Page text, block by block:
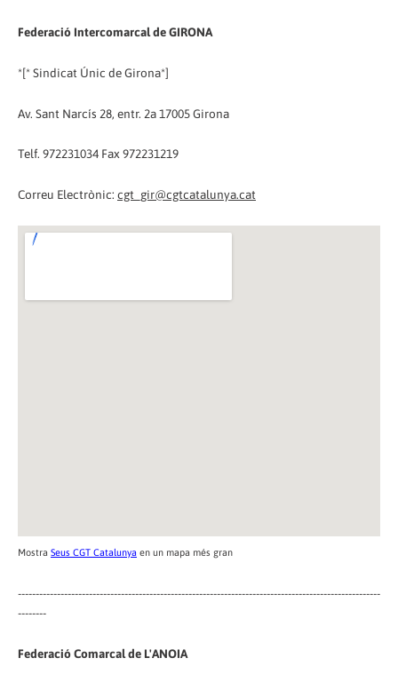
Federació Intercomarcal de GIRONA
*[* Sindicat Únic de Girona*]
Av. Sant Narcís 28, entr. 2a 17005 Girona
Telf. 972231034 Fax 972231219
Correu Electrònic: cgt_gir@cgtcatalunya.cat
Mostra Seus CGT Catalunya en un mapa més gran
------------------------------------------------------------------------------------------------------
--------
Federació Comarcal de L'ANOIA